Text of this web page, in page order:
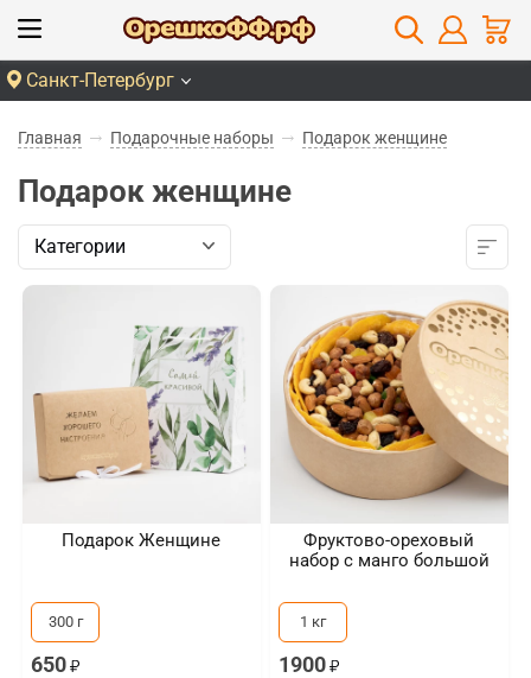
Санкт-Петербург
Главная Подарочные наборы Подарок женщине
Подарок женщине
Категории
Подарок Женщине
300 г
650
Фруктово-ореховый
набор с манго большой
1 кг
1900